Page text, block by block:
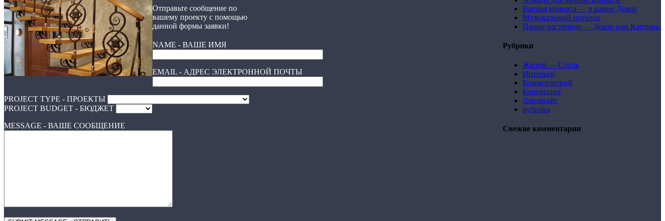
Ванная комната — в камне Декор
Музыкальный потолок
Панно настенное — Декор или Картина.
Рубрики
Жилой — Стиль
Интерьер
Коммерческий
Концепция
Ландшафт
рубрика
Свежие комментарии
Отправьте сообщение по
вашему проекту с помощью
данной формы заявки!
NAME - ВАШЕ ИМЯ
EMAIL - АДРЕС ЭЛЕКТРОННОЙ ПОЧТЫ
PROJECT TYPE - ПРОЕКТЫ
PROJECT BUDGET - БЮДЖЕТ
MESSAGE - ВАШЕ СООБЩЕНИЕ